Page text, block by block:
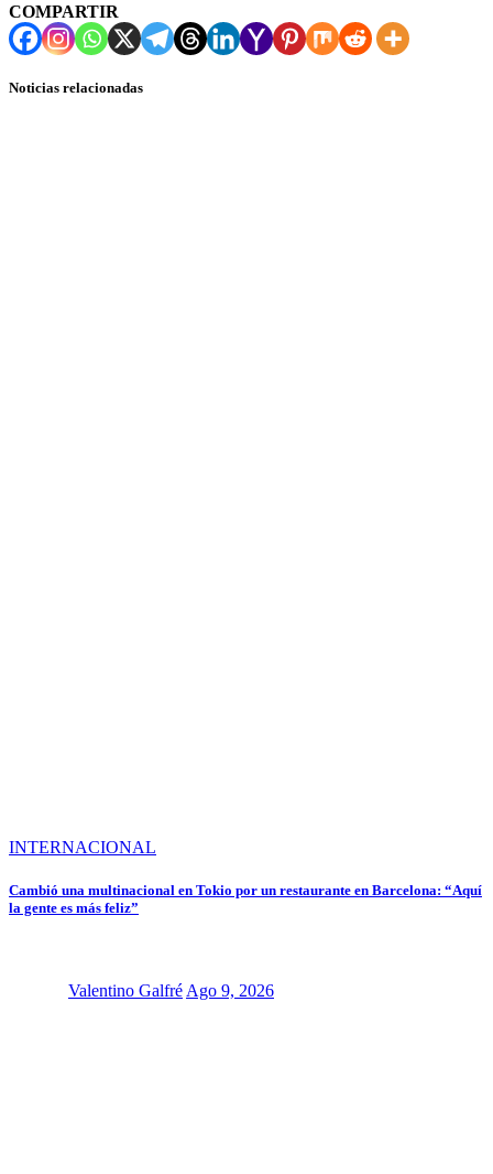
COMPARTIR
Noticias relacionadas
INTERNACIONAL
Cambió una multinacional en Tokio por un restaurante en Barcelona: “Aquí
la gente es más feliz”
Valentino Galfré Ago 9, 2026